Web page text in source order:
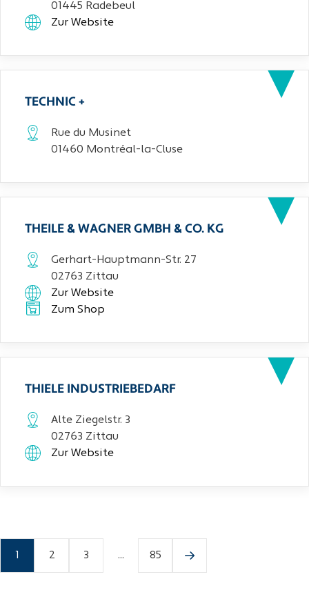
01445 Radebeul
Zur Website
TECHNIC +
Rue du Musinet
01460 Montréal-la-Cluse
THEILE & WAGNER GMBH & CO. KG
Gerhart-Hauptmann-Str. 27
02763 Zittau
Zur Website
Zum Shop
THIELE INDUSTRIEBEDARF
Alte Ziegelstr. 3
02763 Zittau
Zur Website
2 3 ... 85